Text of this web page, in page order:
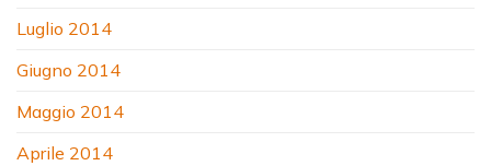
Luglio 2014
Giugno 2014
Maggio 2014
Aprile 2014